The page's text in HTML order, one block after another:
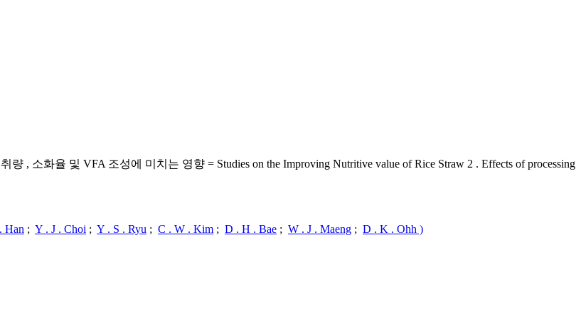
, 소화율 및 VFA 조성에 미치는 영향 = Studies on the Improving Nutritive value of Rice Straw 2 . Effects of processing
Han ; Y . J . Choi ; Y . S . Ryu ; C . W . Kim ; D . H . Bae ; W . J . Maeng ; D . K . Ohh )